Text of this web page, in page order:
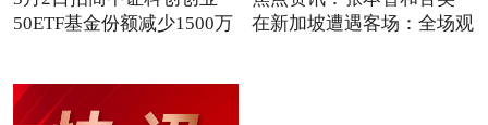
50ETF基金份额减少1500万
在新加坡遭遇客场：全场观